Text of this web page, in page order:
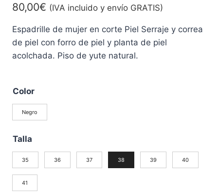
80,00€ (IVA incluido y envío GRATIS)
Espadrille de mujer en corte Piel Serraje y correa
de piel con forro de piel y planta de piel
acolchada. Piso de yute natural.
Color
Negro
Talla
35 36 37 38 39 40
41